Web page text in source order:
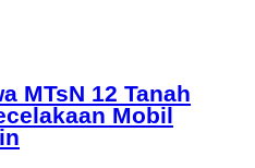
MTsN 12 Tanah
Mobil